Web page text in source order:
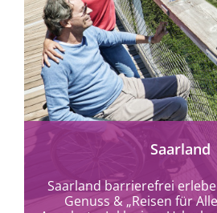
mehr
Saarland
Saarland barrierefrei
Genuss & „Reisen für